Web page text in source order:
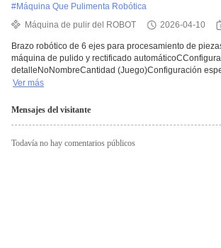
#Máquina Que Pulimenta Robótica
Máquina de pulir del ROBOT
2026-04-10
Brazo robótico de 6 ejes para procesamiento de
máquina de pulido y rectificado
detalleNoNombreCantidad (Juego)Configuración
Ver más
Mensajes del visitante
Todavía no hay comentarios públicos